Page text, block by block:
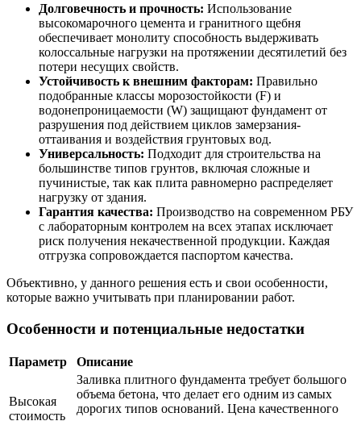
Долговечность и прочность: Использование
высокомарочного цемента и гранитного щебня
обеспечивает монолиту способность выдерживать
колоссальные нагрузки на протяжении десятилетий без
потери несущих свойств.
Устойчивость к внешним факторам: Правильно
подобранные классы морозостойкости (F) и
водонепроницаемости (W) защищают фундамент от
разрушения под действием циклов замерзания-
оттаивания и воздействия грунтовых вод.
Универсальность: Подходит для строительства на
большинстве типов грунтов, включая сложные и
пучинистые, так как плита равномерно распределяет
нагрузку от здания.
Гарантия качества: Производство на современном РБУ
с лабораторным контролем на всех этапах исключает
риск получения некачественной продукции. Каждая
отгрузка сопровождается паспортом качества.
Объективно, у данного решения есть и свои особенности,
которые важно учитывать при планировании работ.
Особенности и потенциальные недостатки
Параметр Описание
Высокая
стоимость
Заливка плитного фундамента требует большого
объема бетона, что делает его одним из самых
дорогих типов оснований. Цена качественного